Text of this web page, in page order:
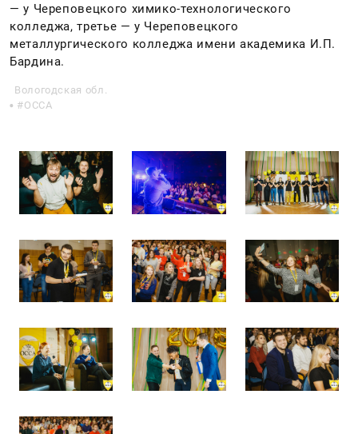
— у Череповецкого химико-технологического
колледжа, третье — у Череповецкого
металлургического колледжа имени академика И.П.
Бардина.
Вологодская обл.
ОССА